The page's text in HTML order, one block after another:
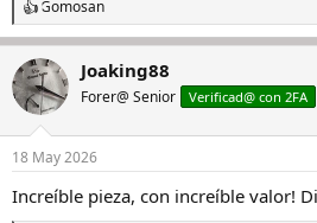
R
e
a
c
c
i
e
:
Gomosan
Joaking88
Forer@ Senior Verificad@ con 2FA
18 May 2026
Increíble pieza, con increíble valor!